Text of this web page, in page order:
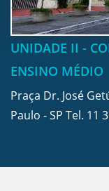
UNIDADE II -
ENSINO MÉDIO
Praça Dr. José
Paulo - SP Tel. 11